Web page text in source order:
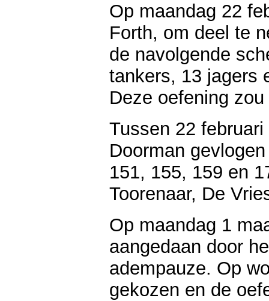
Op maandag 22
Forth, om deel te
de navolgende
tankers, 13 jagers
Deze oefening
Tussen 22
Doorman
151, 155, 159 en
Toorenaar, De
Op maandag 1
aangedaan door
adempauze. Op
gekozen en de